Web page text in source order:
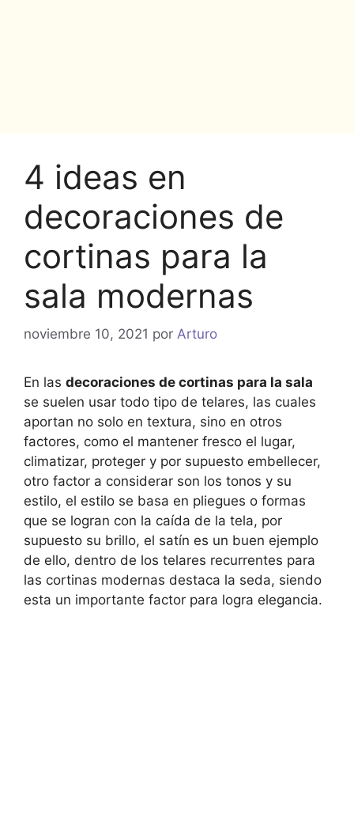
4 ideas en
decoraciones de
cortinas para la
sala modernas
noviembre 10, 2021 por Arturo
En las decoraciones de cortinas para la sala
se suelen usar todo tipo de telares, las cuales
aportan no solo en textura, sino en otros
factores, como el mantener fresco el lugar,
climatizar, proteger y por supuesto embellecer,
otro factor a considerar son los tonos y su
estilo, el estilo se basa en pliegues o formas
que se logran con la caída de la tela, por
supuesto su brillo, el satín es un buen ejemplo
de ello, dentro de los telares recurrentes para
las cortinas modernas destaca la seda, siendo
esta un importante factor para logra elegancia.